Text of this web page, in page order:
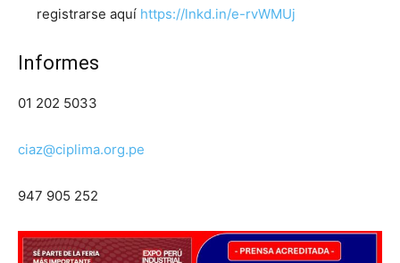
registrarse aquí https://lnkd.in/e-rvWMUj
Informes
01 202 5033
ciaz@ciplima.org.pe
947 905 252